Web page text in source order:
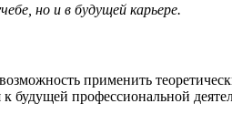
но и в будущей карьере.
применить
будущей профессиональной